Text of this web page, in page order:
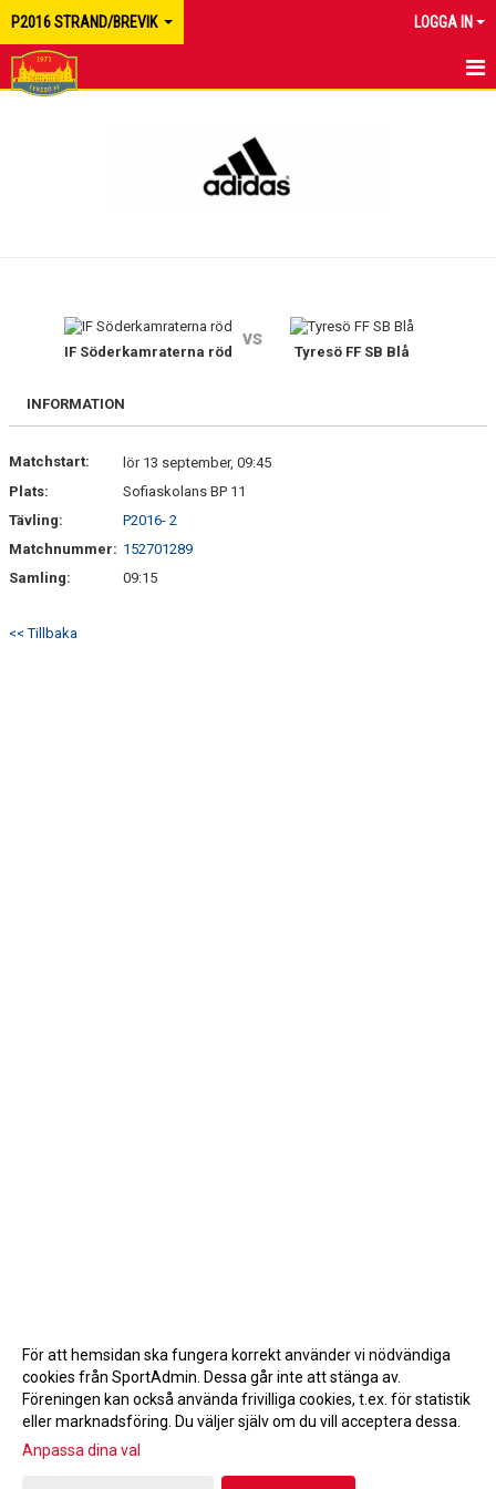
P2016 STRAND/BREVIK LOGGA IN
BILDGALLERI
DOKUMENT
IF Söderkamraterna röd
vs
Tyresö FF SB Blå
INFORMATION
Matchstart:
lör 13 september, 09:45
Plats:
Sofiaskolans BP 11
Tävling:
P2016- 2
Matchnummer: 152701289
Samling:
09:15
<< Tillbaka
Gå till Webbversion
För att hemsidan ska fungera korrekt använder vi nödvändiga
cookies från SportAdmin. Dessa går inte att stänga av.
Föreningen kan också använda frivilliga cookies, t.ex. för statistik
eller marknadsföring. Du väljer själv om du vill acceptera dessa.
Anpassa dina val